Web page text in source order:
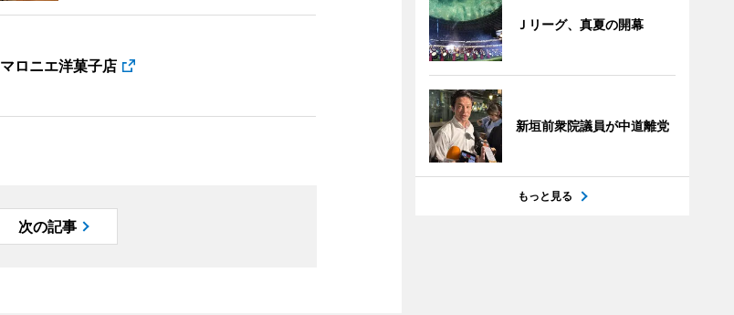
マロニエ洋菓子店
次の記事
Ｊリーグ、真夏の開幕
新垣前衆院議員が中道離党
もっと見る